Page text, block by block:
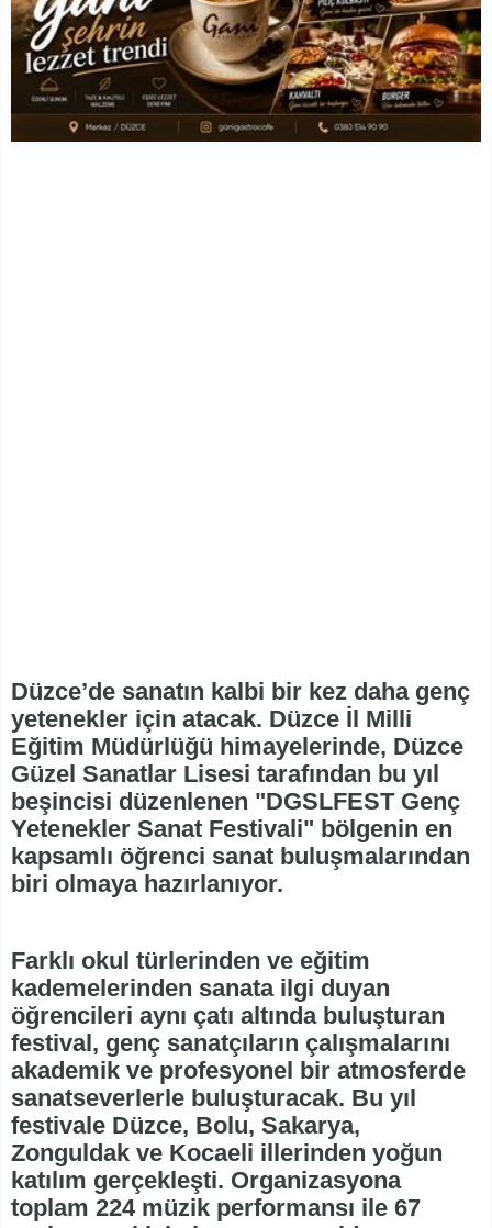
Düzce’de sanatın kalbi bir kez daha genç
yetenekler için atacak. Düzce İl Milli
Eğitim Müdürlüğü himayelerinde, Düzce
Güzel Sanatlar Lisesi tarafından bu yıl
beşincisi düzenlenen "DGSLFEST Genç
Yetenekler Sanat Festivali" bölgenin en
kapsamlı öğrenci sanat buluşmalarından
biri olmaya hazırlanıyor.
Farklı okul türlerinden ve eğitim
kademelerinden sanata ilgi duyan
öğrencileri aynı çatı altında buluşturan
festival, genç sanatçıların çalışmalarını
akademik ve profesyonel bir atmosferde
sanatseverlerle buluşturacak. Bu yıl
festivale Düzce, Bolu, Sakarya,
Zonguldak ve Kocaeli illerinden yoğun
katılım gerçekleşti. Organizasyona
toplam 224 müzik performansı ile 67